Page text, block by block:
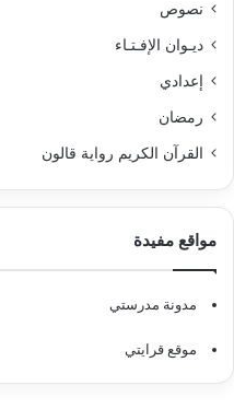
نصوص
ديـوان الإفـتـاء
إعدادي
رمضان
القرآن الكريم رواية قالون
مواقع مفيدة
مدونة مدرستي
موقع قرايتي